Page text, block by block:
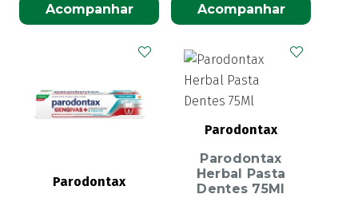
Acompanhar Acompanhar
Parodontax
Parodontax
Parodontax
Herbal Pasta
Dentes 75Ml